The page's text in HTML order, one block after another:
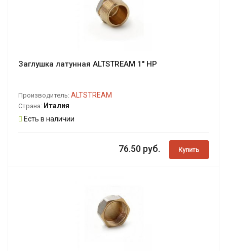
Заглушка латунная ALTSTREAM 1" НР
Производитель: ALTSTREAM
Страна: Италия
Есть в наличии
76.50 руб. Купить